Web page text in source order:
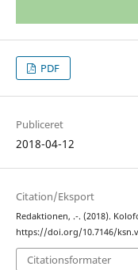
PDF
Publiceret
2018-04-12
Citation/Eksport
Redaktionen, .-. (2018).
https://doi.org/10.7146/
Citationsformater